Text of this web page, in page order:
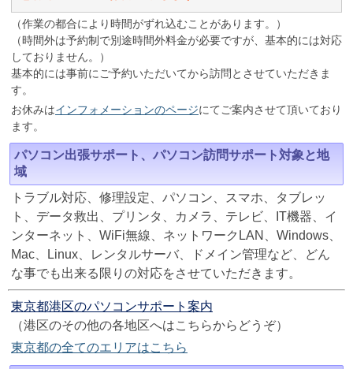
（作業の都合により時間がずれ込むことがあります。）
（時間外は予約制で別途時間外料金が必要ですが、基本的には対応
しておりません。）
基本的には事前にご予約いただいてから訪問とさせていただきま
す。
お休みはインフォメーションのページにてご案内させて頂いており
ます。
パソコン出張サポート、パソコン訪問サポート対象と地
域
トラブル対応、修理設定、パソコン、スマホ、タブレッ
ト、データ救出、プリンタ、カメラ、テレビ、IT機器、イ
ンターネット、WiFi無線、ネットワークLAN、Windows、
Mac、Linux、レンタルサーバ、ドメイン管理など、どん
な事でも出来る限りの対応をさせていただきます。
東京都港区のパソコンサポート案内
（港区のその他の各地区へはこちらからどうぞ）
東京都の全てのエリアはこちら